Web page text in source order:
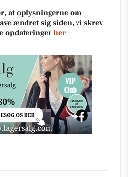
at oplysningerne om
ændret sig siden, vi skrev
opdateringer her